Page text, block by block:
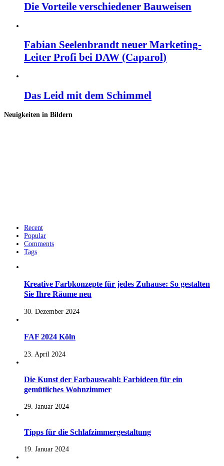
Die Vorteile verschiedener Bauweisen
Fabian Seelenbrandt neuer Marketing-
Leiter Profi bei DAW (Caparol)
Das Leid mit dem Schimmel
Neuigkeiten in Bildern
Recent
Popular
Comments
Tags
Kreative Farbkonzepte für jedes Zuhause: So gestalten
Sie Ihre Räume neu
30. Dezember 2024
FAF 2024 Köln
23. April 2024
Die Kunst der Farbauswahl: Farbideen für ein
gemütliches Wohnzimmer
29. Januar 2024
Tipps für die Schlafzimmergestaltung
19. Januar 2024